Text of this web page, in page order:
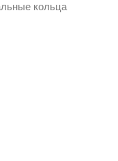
кольца